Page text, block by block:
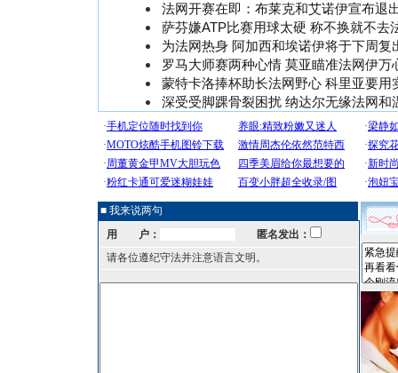
法网开赛在即：布莱克和艾诺伊宣布退
萨芬嫌ATP比赛用球太硬 称不换就不去
为法网热身 阿加西和埃诺伊将于下周复
罗马大师赛两种心情 莫亚瞄准法网伊万
蒙特卡洛捧杯助长法网野心 科里亚要用
深受受脚踝骨裂困扰 纳达尔无缘法网和
■ 我来说两句
用 户：
匿名发出：
请各位遵纪守法并注意语言文明。